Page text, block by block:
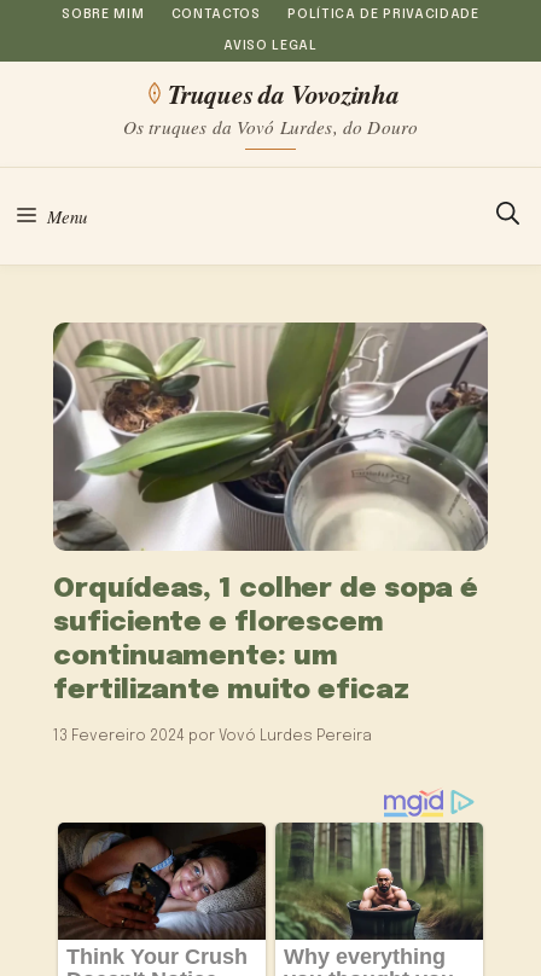
Saltar
para
conteúdo
SOBRE MIM CONTACTOS POLÍTICA DE PRIVACIDADE
AVISO LEGAL
Truques da Vovozinha
Os truques da Vovó Lurdes, do Douro
Menu
Orquídeas, 1 colher de sopa é
suficiente e florescem
continuamente: um
fertilizante muito eficaz
13 Fevereiro 2024 por Vovó Lurdes Pereira